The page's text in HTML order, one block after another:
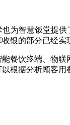
为智慧饭堂提供
银的部分已经实
餐饮终端、物联
根据分析顾客